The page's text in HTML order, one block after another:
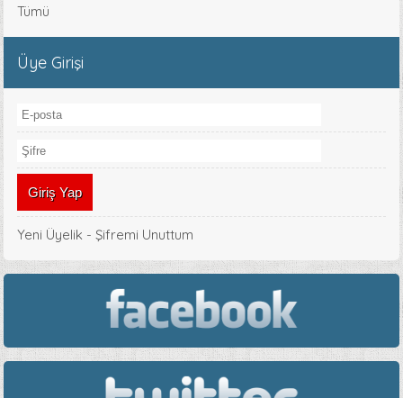
Tümü
Üye Girişi
Yeni Üyelik -Şifremi Unuttum